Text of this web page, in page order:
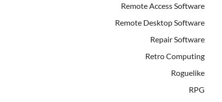
Remote Access Software
Remote Desktop Software
Repair Software
Retro Computing
Roguelike
RPG